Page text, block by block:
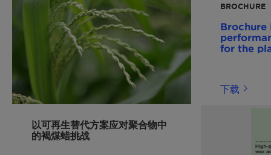
以可再生替代方案应对聚合物中
的褐煤蜡挑战
BROCHURE
Brochure
for the
下载